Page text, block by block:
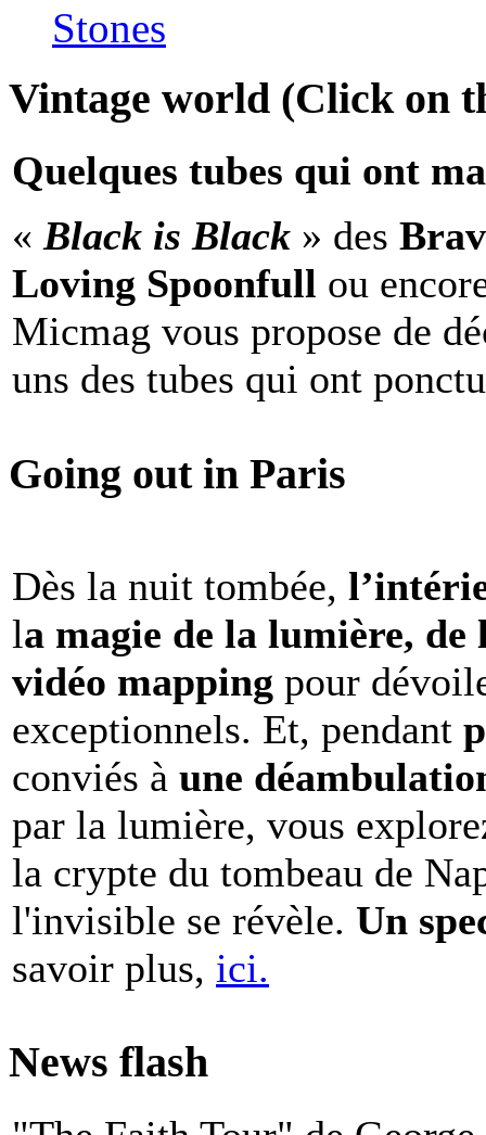
Stones
Vintage world (Click on
Quelques tubes qui ont
« Black is Black » des
Loving Spoonfull ou
Micmag vous propose de
uns des tubes qui ont
Going out in Paris
Dès la nuit tombée,
la magie de la lumière,
vidéo mapping pour
exceptionnels. Et, pendant
conviés à une
par la lumière, vous
la crypte du tombeau de
l'invisible se révèle. Un
savoir plus, ici.
News flash